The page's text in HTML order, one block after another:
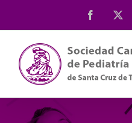
al
contenido
Facebook